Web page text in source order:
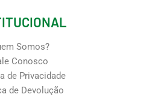
Somos?
Conosco
de Privacidade
de Devolução